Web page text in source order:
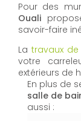
Pour des
Ouali
savoir-faire
Latravaux
votre
extérieurs de
En plus de
salle de
aussi :